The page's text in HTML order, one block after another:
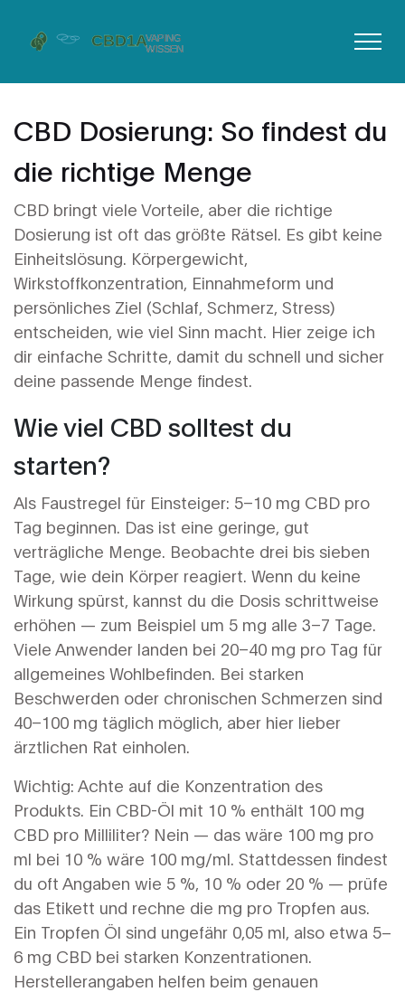
CBD Dosierung: So findest du
die richtige Menge
CBD bringt viele Vorteile, aber die richtige
Dosierung ist oft das größte Rätsel. Es gibt keine
Einheitslösung. Körpergewicht,
Wirkstoffkonzentration, Einnahmeform und
persönliches Ziel (Schlaf, Schmerz, Stress)
entscheiden, wie viel Sinn macht. Hier zeige ich
dir einfache Schritte, damit du schnell und sicher
deine passende Menge findest.
Wie viel CBD solltest du
starten?
Als Faustregel für Einsteiger: 5–10 mg CBD pro
Tag beginnen. Das ist eine geringe, gut
verträgliche Menge. Beobachte drei bis sieben
Tage, wie dein Körper reagiert. Wenn du keine
Wirkung spürst, kannst du die Dosis schrittweise
erhöhen — zum Beispiel um 5 mg alle 3–7 Tage.
Viele Anwender landen bei 20–40 mg pro Tag für
allgemeines Wohlbefinden. Bei starken
Beschwerden oder chronischen Schmerzen sind
40–100 mg täglich möglich, aber hier lieber
ärztlichen Rat einholen.
Wichtig: Achte auf die Konzentration des
Produkts. Ein CBD-Öl mit 10 % enthält 100 mg
CBD pro Milliliter? Nein — das wäre 100 mg pro
ml bei 10 % wäre 100 mg/ml. Stattdessen findest
du oft Angaben wie 5 %, 10 % oder 20 % — prüfe
das Etikett und rechne die mg pro Tropfen aus.
Ein Tropfen Öl sind ungefähr 0,05 ml, also etwa 5–
6 mg CBD bei starken Konzentrationen.
Herstellerangaben helfen beim genauen